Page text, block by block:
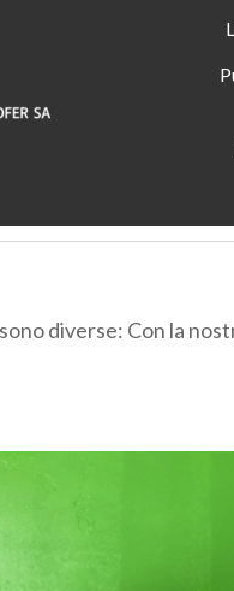
diverse: Con la